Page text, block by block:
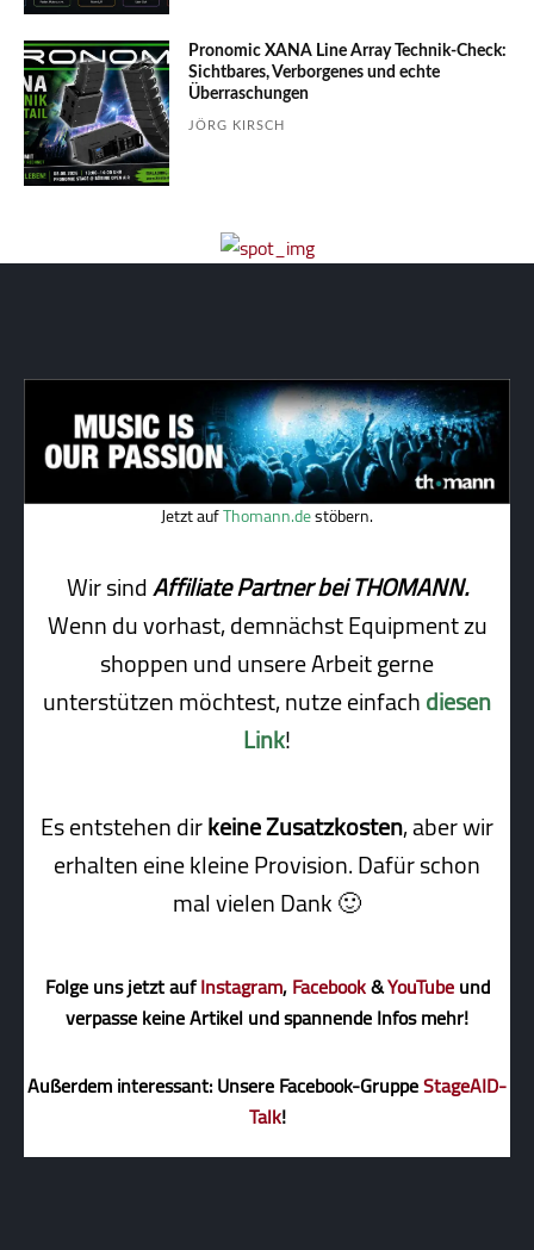
Pronomic XANA Line Array Technik-Check:
Sichtbares, Verborgenes und echte
Überraschungen
JÖRG KIRSCH
Jetzt aufThomann.destöbern.
Wir sindAffiliate Partner bei THOMANN.
Wenn du vorhast, demnächst Equipment zu
shoppen und unsere Arbeit gerne
unterstützen möchtest, nutze einfachdiesen
Link!
Es entstehen dirkeine Zusatzkosten, aber wir
erhalten eine kleine Pro­vi­sion. Dafür schon
mal vielen Dank 🙂
Folge uns jetzt aufInstagram,Facebook&YouTubeund
verpasse keine Artikel und spannende Infos mehr!
Außerdem interessant: Unsere Facebook-GruppeStageAID-
Talk!